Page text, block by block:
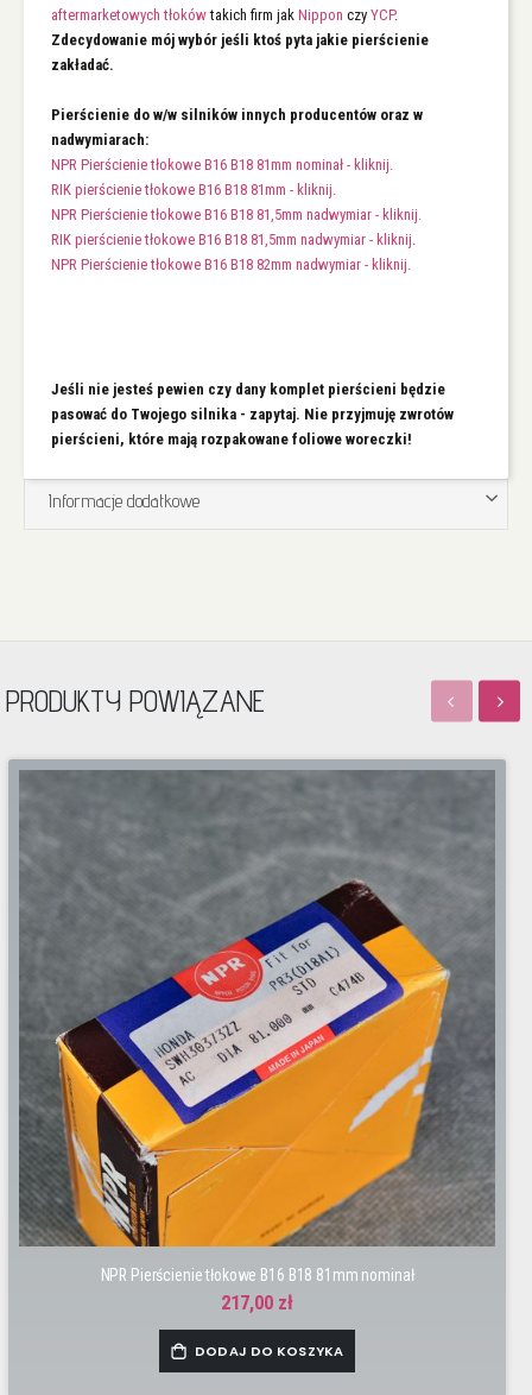
aftermarketowych tłokówtakich firm jak Nippon czy YCP.
Zdecydowanie mój wybór jeśli ktoś pyta jakie pierścienie
zakładać.
Pierścienie do w/w silników innych producentów oraz w
nadwymiarach:
NPR Pierścienie tłokowe B16 B18 81mm nominał - kliknij.
RIK pierścienie tłokowe B16 B18 81mm - kliknij.
NPR Pierścienie tłokowe B16 B18 81,5mm nadwymiar - kliknij.
RIK pierścienie tłokowe B16 B18 81,5mm nadwymiar - kliknij.
NPR Pierścienie tłokowe B16 B18 82mm nadwymiar - kliknij.
Jeśli nie jesteś pewien czy dany komplet pierścieni będzie
pasować do Twojego silnika - zapytaj. Nie przyjmuję zwrotów
pierścieni, które mają rozpakowane foliowe woreczki!
Informacje dodatkowe
PRODUKTY POWIĄZANE
NPR Pierścienie tłokowe B16 B18 81mm nominał
217,00 zł
DODAJ DO KOSZYKA